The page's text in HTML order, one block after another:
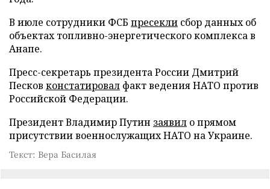
В июле сотрудники ФСБ пресекли сбор данных об
объектах топливно-энергетического комплекса в
Анапе.
Пресс-секретарь президента России Дмитрий
Песков констатировал факт ведения НАТО против
Российской Федерации.
Президент Владимир Путин заявил о прямом
присутствии военнослужащих НАТО на Украине.
Текст: Вера Басилая